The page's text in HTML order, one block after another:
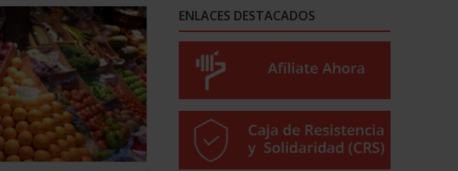
ENLACES DESTACADOS